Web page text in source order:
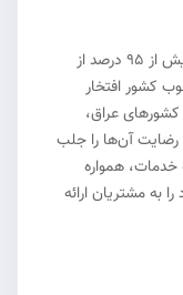
ما به عنوان فراهم کننده بیش از ۹۵ درصد از
کشور افتخار
کشورهای عراق،
رضایت آن‌ها را جلب
همواره
به مشتریان ارائه